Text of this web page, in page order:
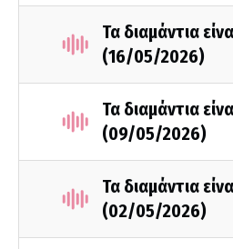
Τα διαμάντια
(16/05/2026)
Τα διαμάντια
(09/05/2026)
Τα διαμάντια
(02/05/2026)